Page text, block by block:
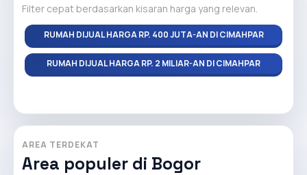
Filter cepat berdasarkan kisaran harga yang relevan.
RUMAH DIJUAL HARGA RP. 400 JUTA-AN DI CIMAHPAR
RUMAH DIJUAL HARGA RP. 2 MILIAR-AN DI CIMAHPAR
AREA TERDEKAT
Area populer di Bogor